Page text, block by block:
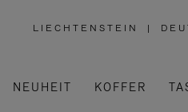
LIECHTENSTEIN
,
AUS
|
NEUHEIT KOFFER